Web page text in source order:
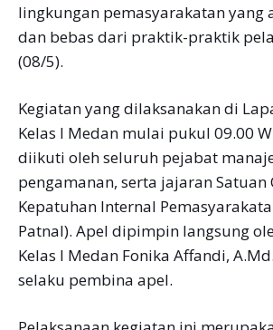
lingkungan pemasyarakatan yang
dan bebas dari praktik-praktik
(08/5).
Kegiatan yang dilaksanakan di
Kelas I Medan mulai pukul 09.00
diikuti oleh seluruh pejabat
pengamanan, serta jajaran Satuan
Kepatuhan Internal
Patnal). Apel dipimpin langsung
Kelas I Medan Fonika Affandi,
selaku pembina apel.